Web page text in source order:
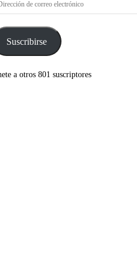
Suscribirse
a otros 801 suscriptores